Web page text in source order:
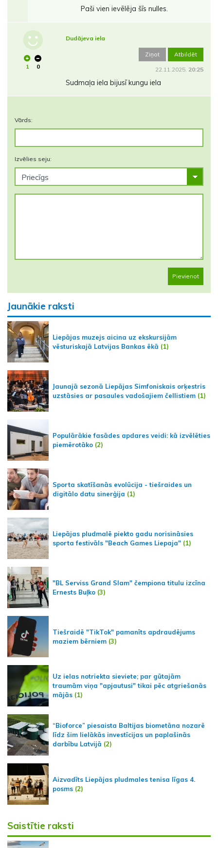
Paši vien ievēlēja šīs nulles.
1 0
Dudājeva iela
Ziņot Atbildēt
22.11.2025. 20:25
Sudmaļa iela bijusī kungu iela
Vārds:
Izvēlies seju:
Pievienot
Jaunākie raksti
Liepājas muzejs aicina uz ekskursijām
vēsturiskajā Latvijas Bankas ēkā (1)
Jaunajā sezonā Liepājas Simfoniskais orķestris
uzstāsies ar pasaules vadošajiem čellistiem (1)
Populārākie fasādes apdares veidi: kā izvēlēties
piemērotāko (2)
Sporta skatīšanās evolūcija - tiešraides un
digitālo datu sinerģija (1)
Liepājas pludmalē piekto gadu norisināsies
sporta festivāls "Beach Games Liepaja" (1)
"BL Serviss Grand Slam" čempiona titulu izcīna
Ernests Buļko (3)
Tiešraidē "TikTok" pamanīts apdraudējums
maziem bērniem (3)
Uz ielas notriekta sieviete; par gūtajām
traumām viņa "apjautusi" tikai pēc atgriešanās
mājās (1)
“Bioforce” piesaista Baltijas biometāna nozarē
līdz šim lielākās investīcijas un paplašinās
darbību Latvijā (2)
Aizvadīts Liepājas pludmales tenisa līgas 4.
posms (2)
Saistītie raksti